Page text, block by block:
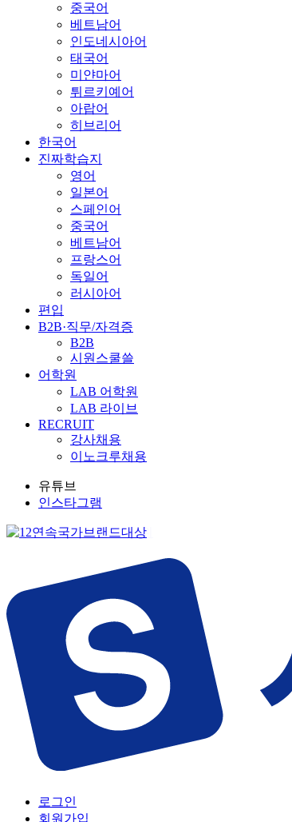
중국어
베트남어
인도네시아어
태국어
미얀마어
튀르키예어
아랍어
히브리어
한국어
진짜학습지
영어
일본어
스페인어
중국어
베트남어
프랑스어
독일어
러시아어
편입
B2B·직무/자격증
B2B
시원스쿨쓸
어학원
LAB 어학원
LAB 라이브
RECRUIT
강사채용
이노크루채용
유튜브
인스타그램
로그인
회원가입